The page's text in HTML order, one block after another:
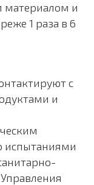
материалом и
1 раза в 6
с
и
испытаниями